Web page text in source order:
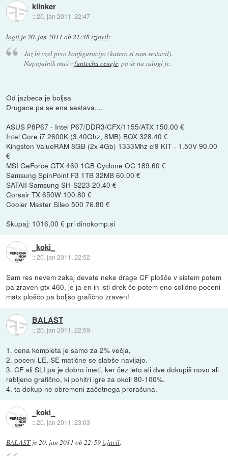
klinker
::20. jan 2011, 22:47
logit je20. jan 2011 ob 21:38izjavil:
Jaz bi vzel prvo konfiguracijo (katero si sam sestavil).
Napajalnik maš vfuntechu ceneje, pa še na zalogi je.
Od jazbeca je boljsa
Drugace pa se ena sestava....
ASUS P8P67 - Intel P67/DDR3/CFX/1155/ATX 150.00 €
Intel Core i7 2600K (3,40Ghz, 8MB) BOX 328.40 €
Kingston ValueRAM 8GB (2x 4Gb) 1333Mhz cl9 KIT - 1.50V 90.00
€
MSI GeForce GTX 460 1GB Cyclone OC 189.60 €
Samsung SpinPoint F3 1TB 32MB 60.00 €
SATAII Samsung SH-S223 20.40 €
Corsair TX 650W 100.80 €
Cooler Master Sileo 500 76.80 €
Skupaj: 1016,00 € pri dinokomp.si
_koki_
::20. jan 2011, 22:52
Sam res nevem zakaj devate neke drage CF plošče v sistem potem
pa zraven gtx 460, je ja en in isti drek če potem eno solidno poceni
matx ploščo pa boljšo grafično zraven!
BALAST
::20. jan 2011, 22:59
1. cena kompleta je samo za 2% večja,
2. poceni LE, SE matične se slabše navijajo.
3. CF ali SLI pa je dobro imeti, ker čez leto ali dve dokupiš novo ali
rabljeno grafično, ki pohitri igre za okoli 80-100%.
4. ta dokup ne obremeni začetnega proračuna.
_koki_
::20. jan 2011, 23:03
BALASTje20. jan 2011 ob 22:59izjavil: